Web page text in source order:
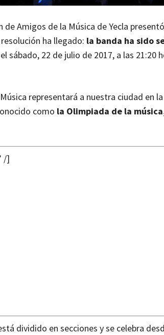
de Amigos de la Música de Yecla
ha llegado: la banda ha sido
sábado, 22 de julio de 2017, a las 21:20
representará a nuestra ciudad en la
como la Olimpiada de la
/]
dividido en secciones y se celebra